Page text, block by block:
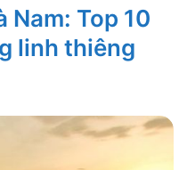
Nam: Top 10
linh thiêng